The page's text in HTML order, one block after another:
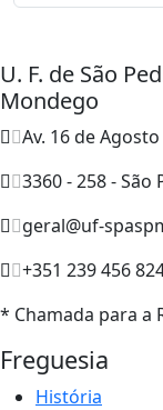
U. F. de São
Mondego
Av. 16 de Agosto
3360 - 258 - São
geral@uf-
+351 239 456
* Chamada para a
Freguesia
História